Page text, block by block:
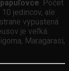
papuľovce . Počet
jedincov, ale
vypustená
je veľká.
Maragarasi,